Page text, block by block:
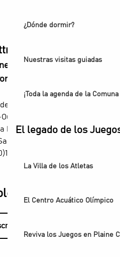
¿Dónde dormir?
Nuestras visitas guiadas
¡Toda la agenda de la
El legado de los
La Villa de los Atletas
El Centro Acuático Olímpico
Reviva los Juegos en Plaine
POP
vous Ouvre ses
Rosiers,
sur-Seine
République,
Denis
55 870 870